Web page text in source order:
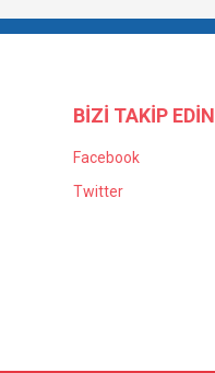
BİZİ TAKİP EDİN
Facebook
Twitter